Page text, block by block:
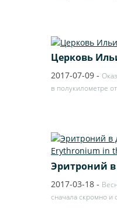
Церковь
2017-07-09 -
в полукилометре
Эритроний в
2017-03-18 -
сначала скромно и